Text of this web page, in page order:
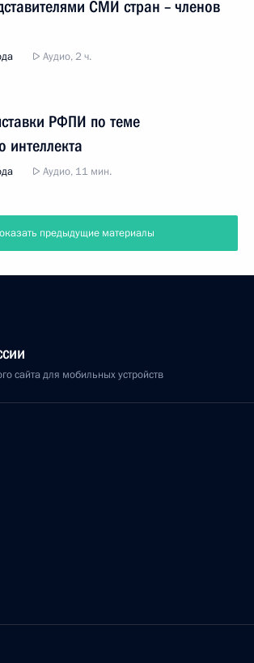
СМИ стран – членов
Аудио, 2 ч.
РФПИ по теме
интеллекта
Аудио, 11 мин.
предыдущие материалы
сайта для мобильных устройств